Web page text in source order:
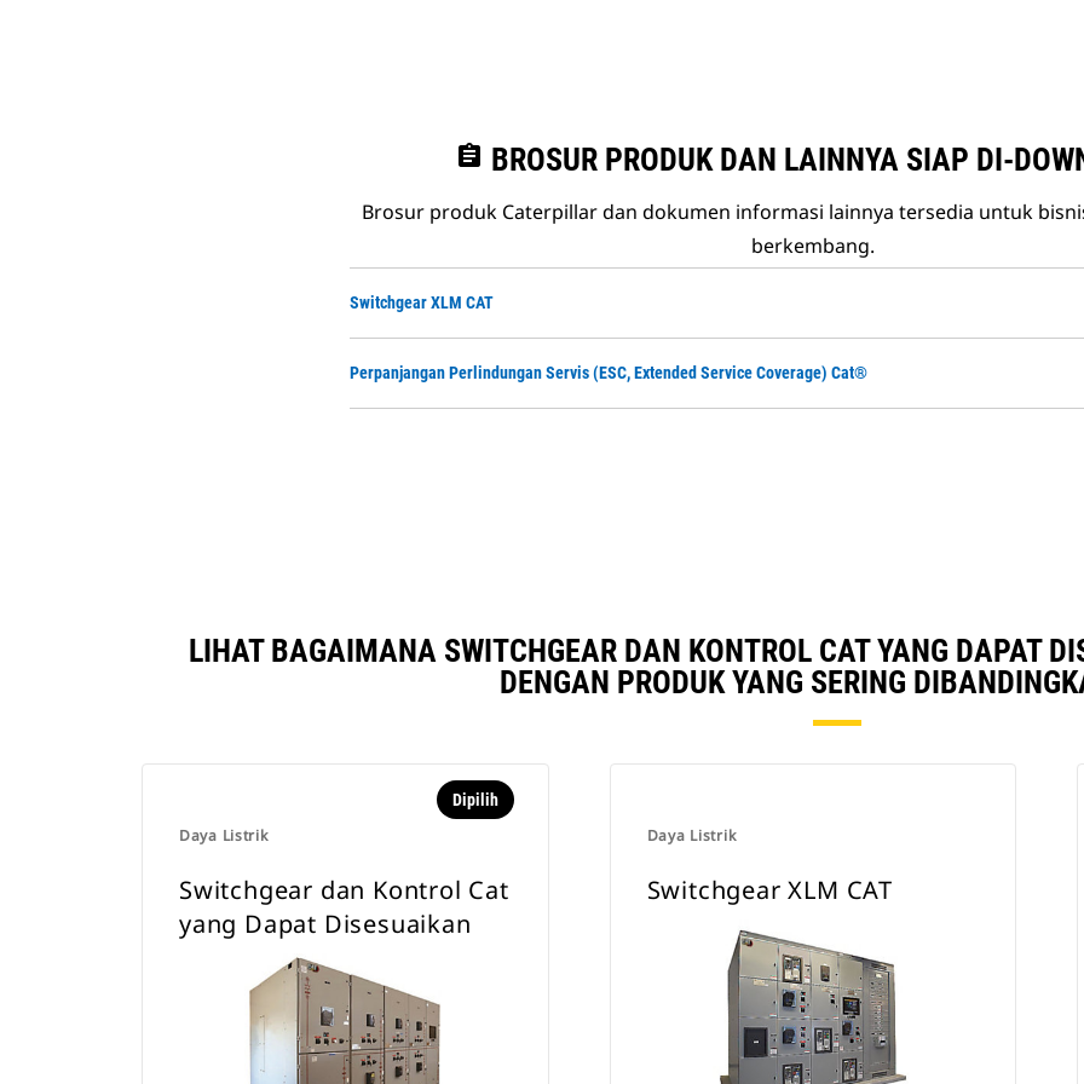
assignment BROSUR PRODUK DAN LAINNYA SIAP DI-
Brosur produk Caterpillar dan dokumen informasi lainnya tersedia untuk
berkembang.
Switchgear XLM CAT
Perpanjangan Perlindungan Servis (ESC, Extended Service Coverage) Cat®
LIHAT BAGAIMANA SWITCHGEAR DAN KONTROL CAT YANG DAPAT
DENGAN PRODUK YANG SERING
Daya Listrik
Dipilih
Switchgear dan Kontrol Cat
yang Dapat Disesuaikan
Daya Listrik
Switchgear XLM CAT